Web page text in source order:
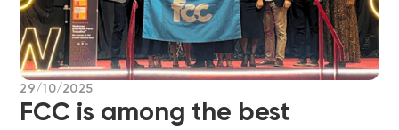
29/10/2025
FCC is among the best